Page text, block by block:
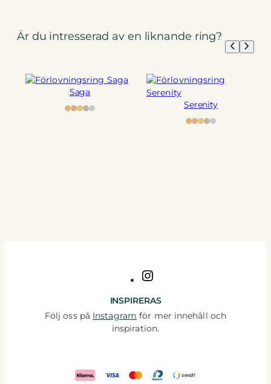
Är du intresserad av en liknande ring?
Saga
Serenity
INSPIRERAS
Följ oss på Instagram för mer innehåll och
inspiration.